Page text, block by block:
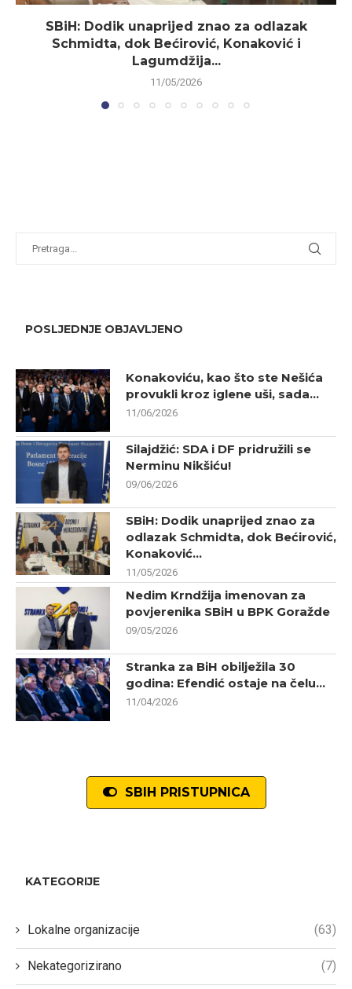
SBiH: Dodik unaprijed znao za odlazak
Schmidta, dok Bećirović, Konaković i
Lagumdžija...
11/05/2026
POSLJEDNJE OBJAVLJENO
Konakoviću, kao što ste Nešića
provukli kroz iglene uši, sada...
11/06/2026
Silajdžić: SDA i DF pridružili se
Nerminu Nikšiću!
09/06/2026
SBiH: Dodik unaprijed znao za
odlazak Schmidta, dok Bećirović,
Konaković...
11/05/2026
Nedim Krndžija imenovan za
povjerenika SBiH u BPK Goražde
09/05/2026
Stranka za BiH obilježila 30
godina: Efendić ostaje na čelu...
11/04/2026
SBIH PRISTUPNICA
KATEGORIJE
Lokalne organizacije (63)
Nekategorizirano (7)